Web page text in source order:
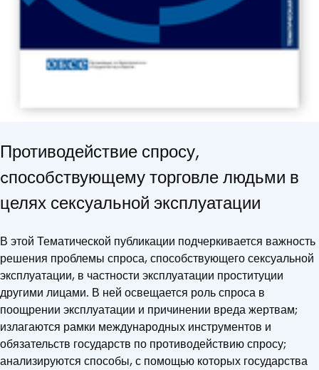
Противодействие спросу,
cпособствующему торговле людьми в
целях сексуальной эксплуатации
В этой Тематической публикации подчеркивается важность
решения проблемы спроса, способствующего сексуальной
эксплуатации, в частности эксплуатации проституции
другими лицами. В ней освещается роль спроса в
поощрении эксплуатации и причинении вреда жертвам;
излагаются рамки международных инструментов и
обязательств государств по противодействию спросу;
анализируются способы, с помощью которых государства